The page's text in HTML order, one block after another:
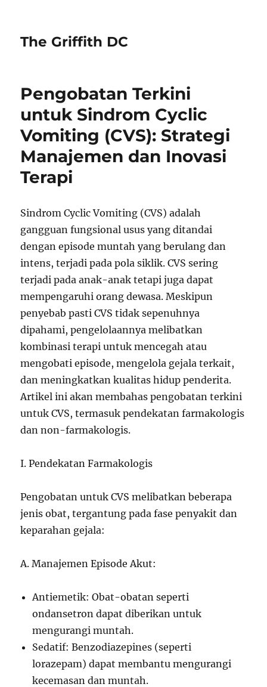
The Griffith DC
Pengobatan Terkini
untuk Sindrom Cyclic
Vomiting (CVS): Strategi
Manajemen dan Inovasi
Terapi
Sindrom Cyclic Vomiting (CVS) adalah
gangguan fungsional usus yang ditandai
dengan episode muntah yang berulang dan
intens, terjadi pada pola siklik. CVS sering
terjadi pada anak-anak tetapi juga dapat
mempengaruhi orang dewasa. Meskipun
penyebab pasti CVS tidak sepenuhnya
dipahami, pengelolaannya melibatkan
kombinasi terapi untuk mencegah atau
mengobati episode, mengelola gejala terkait,
dan meningkatkan kualitas hidup penderita.
Artikel ini akan membahas pengobatan terkini
untuk CVS, termasuk pendekatan farmakologis
dan non-farmakologis.
I. Pendekatan Farmakologis
Pengobatan untuk CVS melibatkan beberapa
jenis obat, tergantung pada fase penyakit dan
keparahan gejala:
A. Manajemen Episode Akut:
Antiemetik: Obat-obatan seperti
ondansetron dapat diberikan untuk
mengurangi muntah.
Sedatif: Benzodiazepines (seperti
lorazepam) dapat membantu mengurangi
kecemasan dan muntah.